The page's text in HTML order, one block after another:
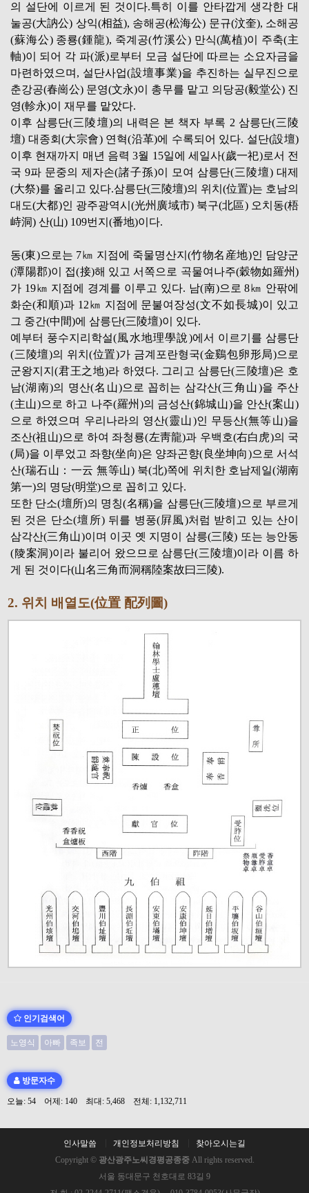
의 설단에 이르게 된 것이다.특히 이를 안타깝게 생각한 대
눌공(大訥公) 상익(相益), 송해공(松海公) 문규(汶奎), 소해공
(蘇海公) 종룡(鍾龍), 죽계공(竹溪公) 만식(萬植)이 주축(主
軸)이 되어 각 파(派)로부터 모금 설단에 따르는 소요자금을
마련하였으며, 설단사업(設壇事業)을 추진하는 실무진으로
춘강공(春崗公) 문영(文永)이 총무를 맡고 의당공(毅堂公) 진
영(軫永)이 재무를 맡았다.
이후 삼릉단(三陵壇)의 내력은 본 책자 부록 2 삼릉단(三陵
壇) 대종회(大宗會) 연혁(沿革)에 수록되어 있다. 설단(設壇)
이후 현재까지 매년 음력 3월 15일에 세일사(歲一祀)로서 전
국 9파 문중의 제자손(諸子孫)이 모여 삼릉단(三陵壇) 대제
(大祭)를 올리고 있다.삼릉단(三陵壇)의 위치(位置)는 호남의
대도(大都)인 광주광역시(光州廣域市) 북구(北區) 오치동(梧
峙洞) 산(山) 109번지(番地)이다.
동(東)으로는 7㎞ 지점에 죽물명산지(竹物名産地)인 담양군
(潭陽郡)이 접(接)해 있고 서쪽으로 곡물여나주(穀物如羅州)
가 19㎞ 지점에 경계를 이루고 있다. 남(南)으로 8㎞ 안팎에
화순(和順)과 12㎞ 지점에 문불여장성(文不如長城)이 있고
그 중간(中間)에 삼릉단(三陵壇)이 있다.
예부터 풍수지리학설(風水地理學說)에서 이르기를 삼릉단
(三陵壇)의 위치(位置)가 금계포란형국(金鷄包卵形局)으로
군왕지지(君王之地)라 하였다. 그리고 삼릉단(三陵壇)은 호
남(湖南)의 명산(名山)으로 꼽히는 삼각산(三角山)을 주산
(主山)으로 하고 나주(羅州)의 금성산(錦城山)을 안산(案山)
으로 하였으며 우리나라의 영산(靈山)인 무등산(無等山)을
조산(祖山)으로 하여 좌청룡(左靑龍)과 우백호(右白虎)의 국
(局)을 이루었고 좌향(坐向)은 양좌곤향(良坐坤向)으로 서석
산(瑞石山：一云 無等山) 북(北)쪽에 위치한 호남제일(湖南
第一)의 명당(明堂)으로 꼽히고 있다.
또한 단소(壇所)의 명칭(名稱)을 삼릉단(三陵壇)으로 부르게
된 것은 단소(壇所) 뒤를 병풍(屛風)처럼 받히고 있는 산이
삼각산(三角山)이며 이곳 옛 지명이 삼릉(三陵) 또는 능안동
(陵案洞)이라 불리어 왔으므로 삼릉단(三陵壇)이라 이름 하
게 된 것이다(山名三角而洞稱陸案故曰三陵).
2. 위치 배열도(位置 配列圖)
인기검색어
노영식 아빠 족보 전
방문자수
오늘: 54 어제: 140 최대: 5,468 전체: 1,132,711
인사말씀 개인정보처리방침
찾아오시는길
Copyright © 광산광주노씨경평공종중All rights reserved.
서울 동대문구 천호대로 83길 9